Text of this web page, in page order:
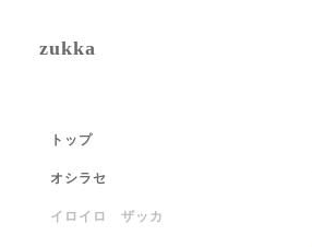
zukka
トップ
オシラセ
イロイロ ザッカ